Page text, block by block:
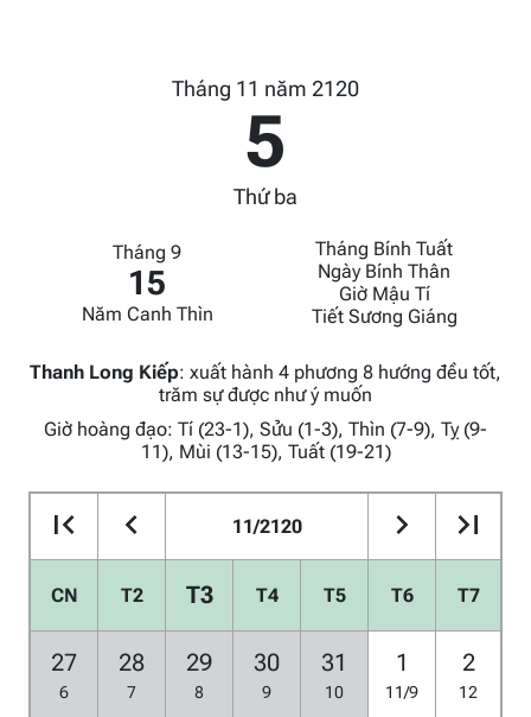
Tháng 11 năm 2120
5
Thứ ba
Tháng 9
15
Năm Canh Thìn
Tháng Bính Tuất
Ngày Bính Thân
Giờ Mậu Tí
Tiết Sương Giáng
Thanh Long Kiếp: xuất hành 4 phương 8 hướng đều tốt,
trăm sự được như ý muốn
Giờ hoàng đạo: Tí (23-1), Sửu (1-3), Thìn (7-9), Tỵ (9-
11), Mùi (13-15), Tuất (19-21)
11/2120
CN T2 T3 T4 T5 T6 T7
27
6
28
7
29
8
30
9
31
10
1
11/9
2
12